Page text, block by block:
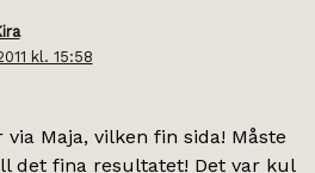
kl. 15:58
via Maja, vilken fin sida! Måste
det fina resultatet! Det var kul